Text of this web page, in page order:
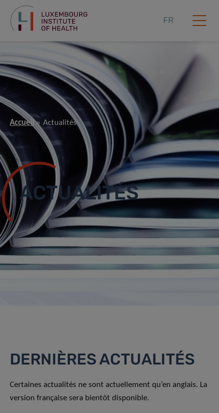
FR
Accueil Actualités
ACTUALITÉS
DERNIÈRES ACTUALITÉS
Certaines actualités ne sont actuellement qu’en anglais. La
version française sera bientôt disponible.